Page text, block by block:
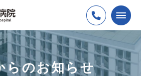
らのお知らせ